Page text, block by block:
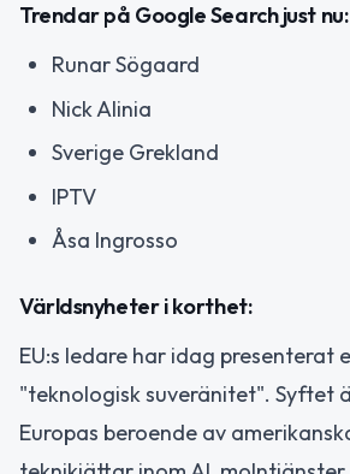
Trendar på Google Search just nu:
Runar Sögaard
Nick Alinia
Sverige Grekland
IPTV
Åsa Ingrosso
Världsnyheter i korthet:
EU:s ledare har idag
"teknologisk suveränitet". Syftet
Europas beroende av